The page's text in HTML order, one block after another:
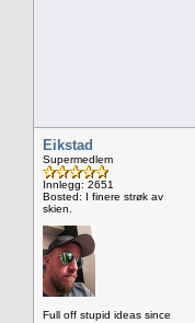
Eikstad
Supermedlem
Innlegg: 2651
Bosted: I finere strøk av
skien.
Full off stupid ideas since